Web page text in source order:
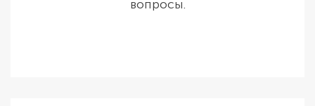
вопросы.